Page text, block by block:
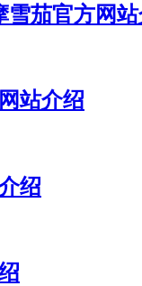
雪茄官方网
站介绍
绍